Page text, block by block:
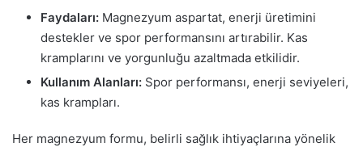
Faydaları: Magnezyum aspartat, enerji üretimini
destekler ve spor performansını artırabilir. Kas
kramplarını ve yorgunluğu azaltmada etkilidir.
Kullanım Alanları: Spor performansı, enerji seviyeleri,
kas krampları.
Her magnezyum formu, belirli sağlık ihtiyaçlarına yönelik